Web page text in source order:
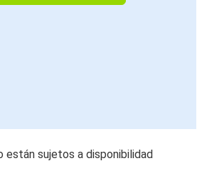
están sujetos a disponibilidad